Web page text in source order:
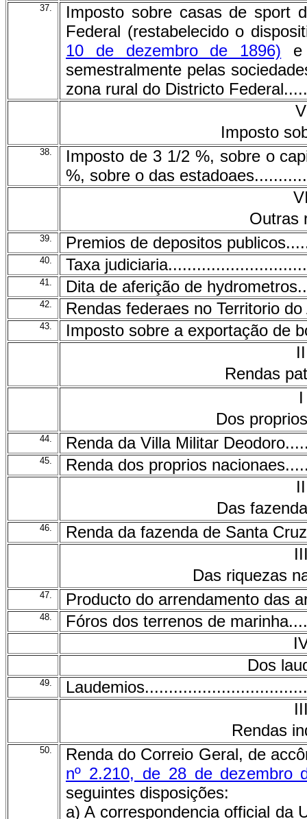
37.
Imposto sobre casas de sport
Federal (restabelecido o
10 de dezembro de 1896) e
semestralmente pelas
zona rural do Districto
V
Imposto
38.
Imposto de 3 1/2 %, sobre o
%, sobre o das
Outras
39. Premios de depositos
40. Taxa
41. Dita de aferição de
42. Rendas federaes no Territorio
43.
Imposto sobre a exportação de
II
Rendas
I
Dos
44. Renda da Villa Militar
45.
Renda dos proprios
II
Das
46.
Renda da fazenda de Santa
Das riquezas
47. Producto do arrendamento das
48.
Fóros dos terrenos de
Dos
49.
Rendas
50.
Renda do Correio Geral, de
nº 2.210, de 28 de dezembro
seguintes disposições:
a) A correspondencia official da